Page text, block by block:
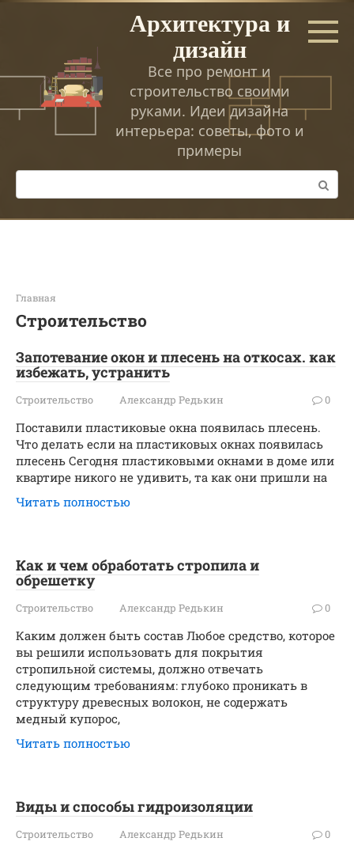
Перейти
Архитектура и
дизайн
Все про ремонт и
строительство своими
руками. Идеи дизайна
интерьера: советы, фото и
примеры
Поиск:
Главная
Строительство
Запотевание окон и плесень на откосах. как
избежать, устранить
Строительство Александр Редькин 0
Поставили пластиковые окна появилась плесень.
Что делать если на пластиковых окнах появилась
плесень Сегодня пластиковыми окнами в доме или
квартире никого не удивить, та как они пришли на
Читать полностью
Как и чем обработать стропила и
обрешетку
Строительство Александр Редькин 0
Каким должен быть состав Любое средство, которое
вы решили использовать для покрытия
стропильной системы, должно отвечать
следующим требованиям: глубоко проникать в
структуру древесных волокон, не содержать
медный купорос,
Читать полностью
Виды и способы гидроизоляции
Строительство Александр Редькин 0